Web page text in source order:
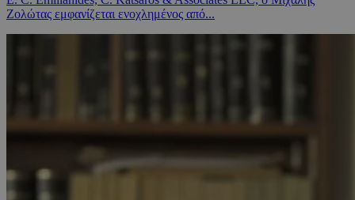
Ζολώτας εμφανίζεται ενοχλημένος από...